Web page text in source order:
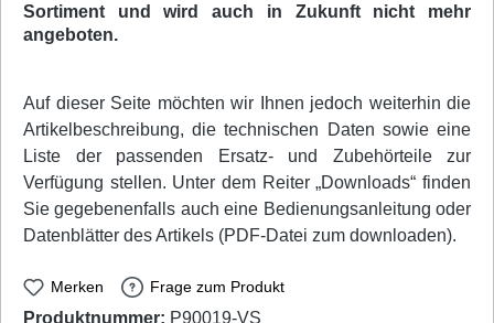
Sortiment und wird auch in Zukunft nicht mehr
angeboten.
Auf dieser Seite möchten wir Ihnen jedoch weiterhin die
Artikelbeschreibung, die technischen Daten sowie eine
Liste der passenden Ersatz- und Zubehörteile zur
Verfügung stellen. Unter dem Reiter „Downloads“ finden
Sie gegebenenfalls auch eine Bedienungsanleitung oder
Datenblätter des Artikels (PDF-Datei zum downloaden).
Merken Frage zum Produkt
Produktnummer: P90019-VS